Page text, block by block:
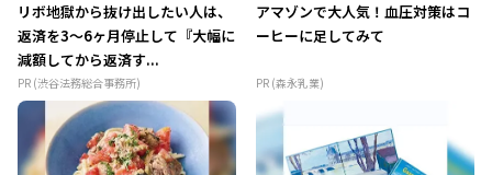
リボ地獄から抜け出したい人は、
返済を3～6ヶ月停止して『大幅に
減額してから返済す...
PR (渋谷法務総合事務所)
アマゾンで大人気！血圧対策はコ
ーヒーに足してみて
PR (森永乳業)